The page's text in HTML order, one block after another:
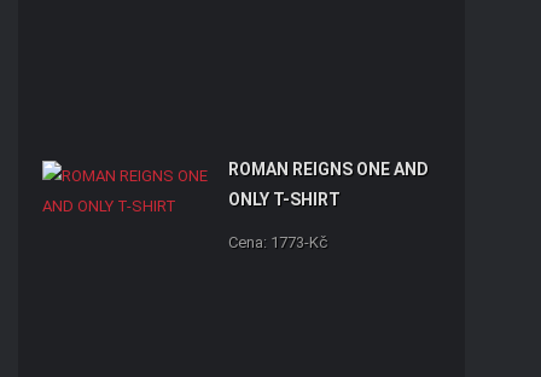
ROMAN REIGNS ONE AND
ONLY T-SHIRT
Cena: 1773-Kč